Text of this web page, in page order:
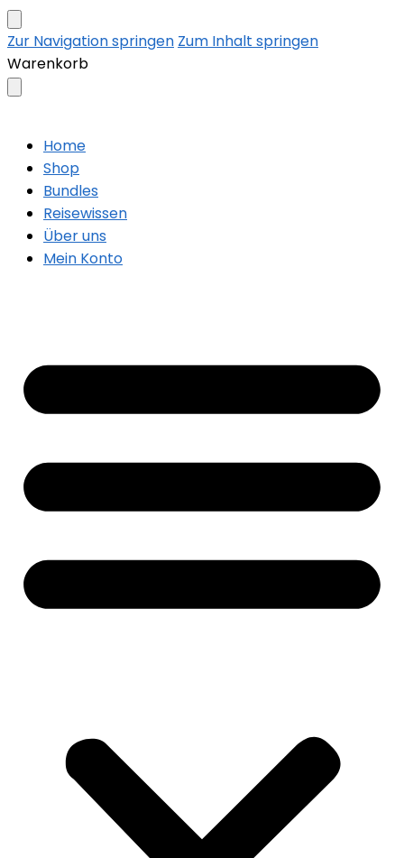
Zur Navigation springen Zum Inhalt springen
Warenkorb
Home
Shop
Bundles
Reisewissen
Über uns
Mein Konto